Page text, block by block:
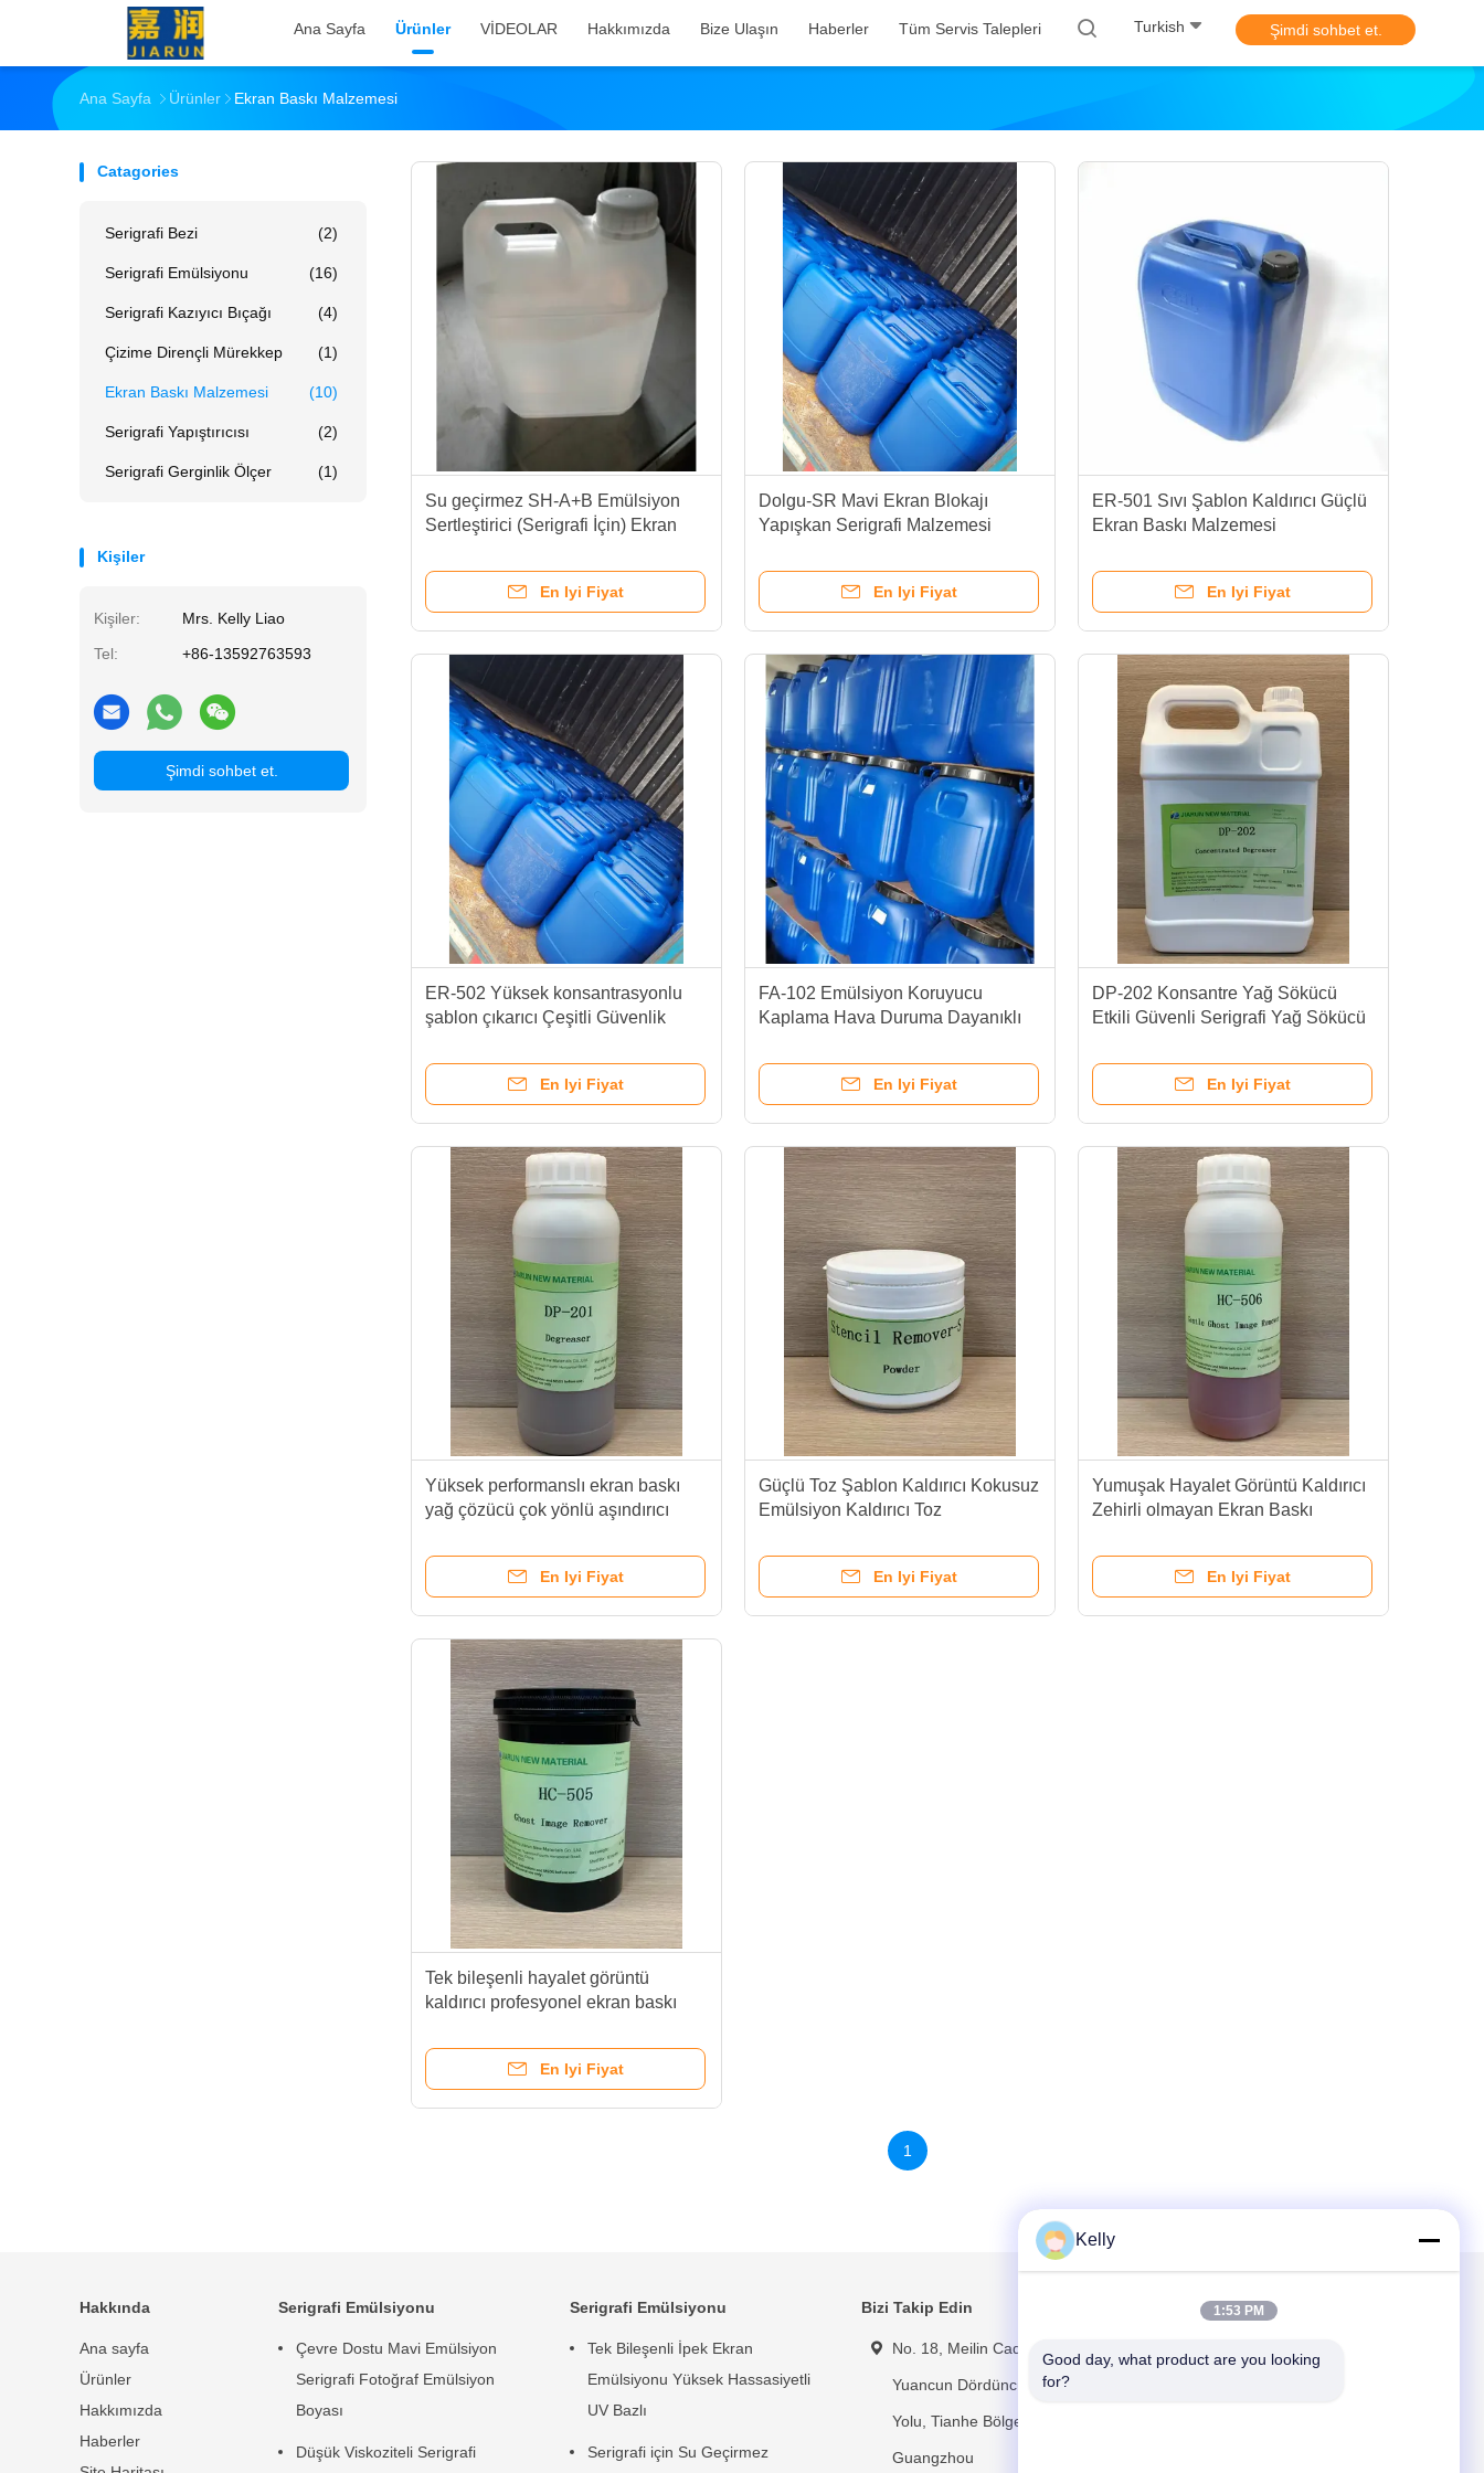
Ana Sayfa Ürünler VİDEOLAR Hakkımızda Bize Ulaşın Haberler Tüm Servis Talepleri Turkish Şimdi sohbet et.
Ana Sayfa Ürünler Ekran Baskı Malzemesi
Catagories
Serigrafi Bezi (2)
Serigrafi Emülsiyonu (16)
Serigrafi Kazıyıcı Bıçağı (4)
Çizime Dirençli Mürekkep (1)
Ekran Baskı Malzemesi (10)
Serigrafi Yapıştırıcısı (2)
Serigrafi Gerginlik Ölçer (1)
Kişiler
Kişiler:
Mrs. Kelly Liao
Tel:
+86-13592763593
Şimdi sohbet et.
Su geçirmez SH-A+B Emülsiyon
Sertleştirici (Serigrafi İçin) Ekran
En Iyi Fiyat
Dolgu-SR Mavi Ekran Blokajı
Yapışkan Serigrafi Malzemesi
En Iyi Fiyat
ER-501 Sıvı Şablon Kaldırıcı Güçlü
Ekran Baskı Malzemesi
En Iyi Fiyat
ER-502 Yüksek konsantrasyonlu
şablon çıkarıcı Çeşitli Güvenlik
En Iyi Fiyat
FA-102 Emülsiyon Koruyucu
Kaplama Hava Duruma Dayanıklı
Malzemesi
En Iyi Fiyat
DP-202 Konsantre Yağ Sökücü
Etkili Güvenli Serigrafi Yağ Sökücü
En Iyi Fiyat
Yüksek performanslı ekran baskı
yağ çözücü çok yönlü aşındırıcı
En Iyi Fiyat
Güçlü Toz Şablon Kaldırıcı Kokusuz
Emülsiyon Kaldırıcı Toz
En Iyi Fiyat
Yumuşak Hayalet Görüntü Kaldırıcı
Zehirli olmayan Ekran Baskı
En Iyi Fiyat
Tek bileşenli hayalet görüntü
kaldırıcı profesyonel ekran baskı
En Iyi Fiyat
1
Hakkında
Ana sayfa
Ürünler
Hakkımızda
Haberler
Serigrafi Emülsiyonu
Çevre Dostu Mavi Emülsiyon
Serigrafi Fotoğraf Emülsiyon
Boyası
Düşük Viskoziteli Serigrafi
Serigrafi Emülsiyonu
Tek Bileşenli İpek Ekran
Emülsiyonu Yüksek Hassasiyetli
UV Bazlı
Serigrafi için Su Geçirmez
Bizi Takip Edin
No. 18, Meilin Caddesi,
Yuancun Dördüncü Heng
Yolu, Tianhe Bölgesi,
Guangzhou
Mail Gönder
Kelly
1:53 PM
Good day, what product are you looking
for?